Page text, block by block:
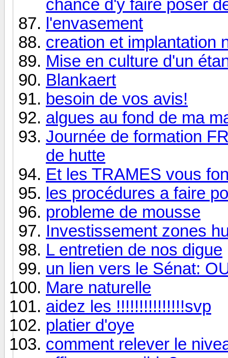
chance d'y faire poser
l'envasement
creation et implantation
Mise en culture d'un
Blankaert
besoin de vos avis!
algues au fond de ma
Journée de formation
de hutte
Et les TRAMES vous
les procédures a faire
probleme de mousse
Investissement zones
L entretien de nos digue
un lien vers le Sénat:
Mare naturelle
aidez les !!!!!!!!!!!!!!!svp
platier d'oye
comment relever le